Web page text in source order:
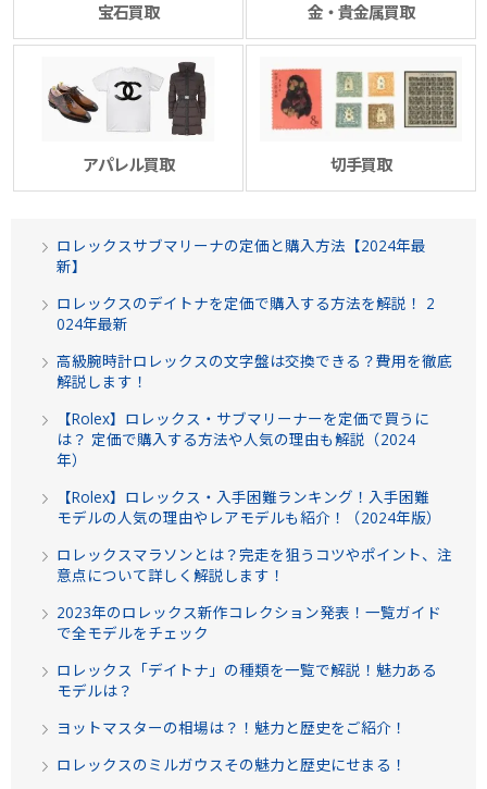
宝石買取 金・貴金属買取
アパレル買取 切手買取
ロレックスサブマリーナの定価と購入方法【2024年最
新】
ロレックスのデイトナを定価で購入する方法を解説！ 2
024年最新
高級腕時計ロレックスの文字盤は交換できる？費用を徹底
解説します！
【Rolex】ロレックス・サブマリーナーを定価で買うに
は？ 定価で購入する方法や人気の理由も解説（2024
年）
【Rolex】ロレックス・入手困難ランキング！入手困難
モデルの人気の理由やレアモデルも紹介！（2024年版）
ロレックスマラソンとは？完走を狙うコツやポイント、注
意点について詳しく解説します！
2023年のロレックス新作コレクション発表！一覧ガイド
で全モデルをチェック
ロレックス「デイトナ」の種類を一覧で解説！魅力ある
モデルは？
ヨットマスターの相場は？！魅力と歴史をご紹介！
ロレックスのミルガウスその魅力と歴史にせまる！